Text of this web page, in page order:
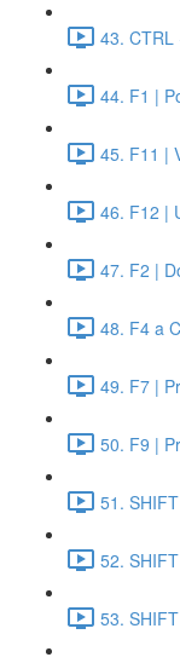
43. CTRL
44. F1 |
45. F11 |
46. F12 |
47. F2 |
48. F4 a
49. F7 |
50. F9 |
51.
52.
53.